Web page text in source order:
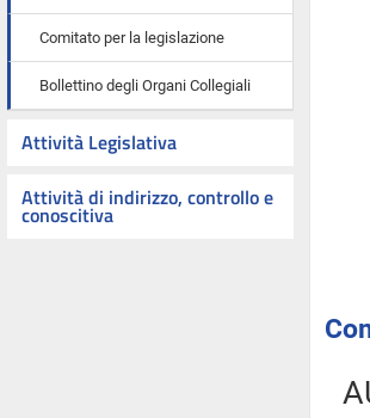
Comitato per la legislazione
Bollettino degli Organi Collegiali
Attività Legislativa
Attività di indirizzo, controllo e
conoscitiva